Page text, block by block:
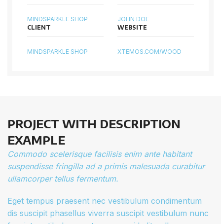
MINDSPARKLE SHOP
JOHN DOE
CLIENT
MINDSPARKLE SHOP
WEBSITE
XTEMOS.COM/WOOD
PROJECT WITH DESCRIPTION
EXAMPLE
Commodo scelerisque facilisis enim ante habitant
suspendisse fringilla ad a primis malesuada curabitur
ullamcorper tellus fermentum.
Eget tempus praesent nec vestibulum condimentum
dis suscipit phasellus viverra suscipit vestibulum nunc